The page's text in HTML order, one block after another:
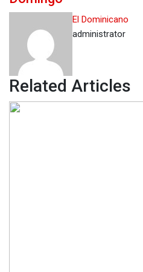
El Dominicano
administrator
Related Articles